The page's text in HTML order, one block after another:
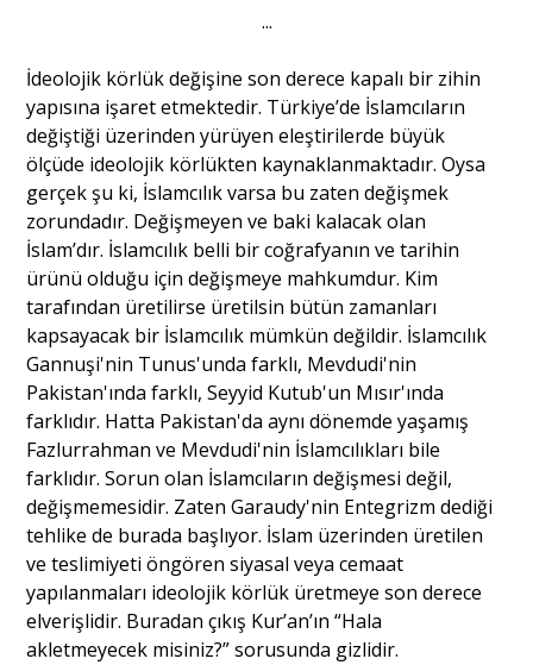
...
İdeolojik körlük değişine son derece kapalı bir zihin
yapısına işaret etmektedir. Türkiye’de İslamcıların
değiştiği üzerinden yürüyen eleştirilerde büyük
ölçüde ideolojik körlükten kaynaklanmaktadır. Oysa
gerçek şu ki, İslamcılık varsa bu zaten değişmek
zorundadır. Değişmeyen ve baki kalacak olan
İslam’dır. İslamcılık belli bir coğrafyanın ve tarihin
ürünü olduğu için değişmeye mahkumdur. Kim
tarafından üretilirse üretilsin bütün zamanları
kapsayacak bir İslamcılık mümkün değildir. İslamcılık
Gannuşi'nin Tunus'unda farklı, Mevdudi'nin
Pakistan'ında farklı, Seyyid Kutub'un Mısır'ında
farklıdır. Hatta Pakistan'da aynı dönemde yaşamış
Fazlurrahman ve Mevdudi'nin İslamcılıkları bile
farklıdır. Sorun olan İslamcıların değişmesi değil,
değişmemesidir. Zaten Garaudy'nin Entegrizm dediği
tehlike de burada başlıyor. İslam üzerinden üretilen
ve teslimiyeti öngören siyasal veya cemaat
yapılanmaları ideolojik körlük üretmeye son derece
elverişlidir. Buradan çıkış Kur’an’ın “Hala
akletmeyecek misiniz?” sorusunda gizlidir.